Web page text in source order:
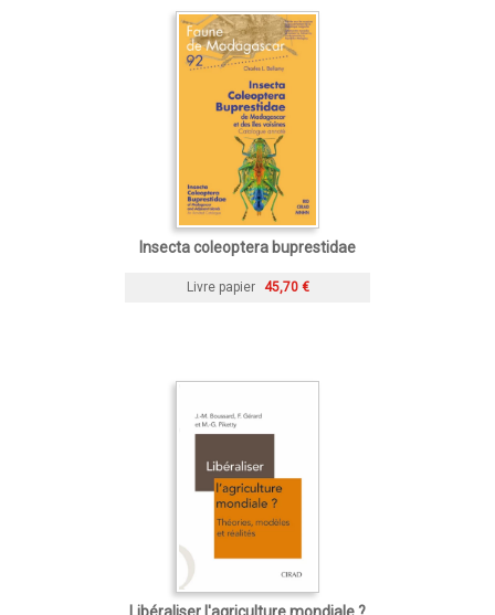
Insecta coleoptera buprestidae
Livre papier 45,70 €